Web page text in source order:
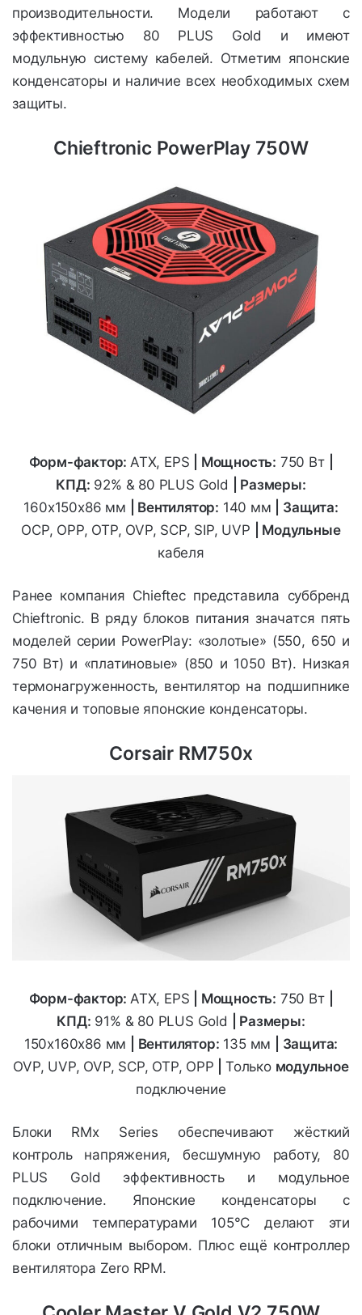
производительности. Модели работают с
эффективностью 80 PLUS Gold и имеют
модульную систему кабелей. Отметим японские
конденсаторы и наличие всех необходимых схем
защиты.
Chieftronic PowerPlay 750W
Форм-фактор: ATX, EPS Мощность: 750 Вт
КПД: 92% & 80 PLUS Gold
| Размеры:
160х150х86 мм | Вентилятор: 140 мм
| Защита:
OCP, OPP, OTP, OVP, SCP, SIP, UVP
| Модульные
кабеля
Ранее компания Chieftec представила суббренд
Chieftronic. В ряду блоков питания значатся пять
моделей серии PowerPlay: «золотые» (550, 650 и
750 Вт) и «платиновые» (850 и 1050 Вт). Низкая
термонагруженность, вентилятор на подшипнике
качения и топовые японские конденсаторы.
Corsair RM750x
Форм-фактор:ATX, EPS Мощность: 750 Вт
КПД: 91% & 80 PLUS Gold
| Размеры:
150х160х86 мм | Вентилятор: 135 мм
| Защита:
OVP, UVP, OVP, SCP, OTP, OPP
Только модульное
подключение
Блоки RMx Series обеспечивают жёсткий
контроль напряжения, бесшумную работу, 80
PLUS Gold эффективность и модульное
подключение. Японские конденсаторы с
рабочими температурами 105°C делают эти
блоки отличным выбором. Плюс ещё контроллер
вентилятора Zero RPM.